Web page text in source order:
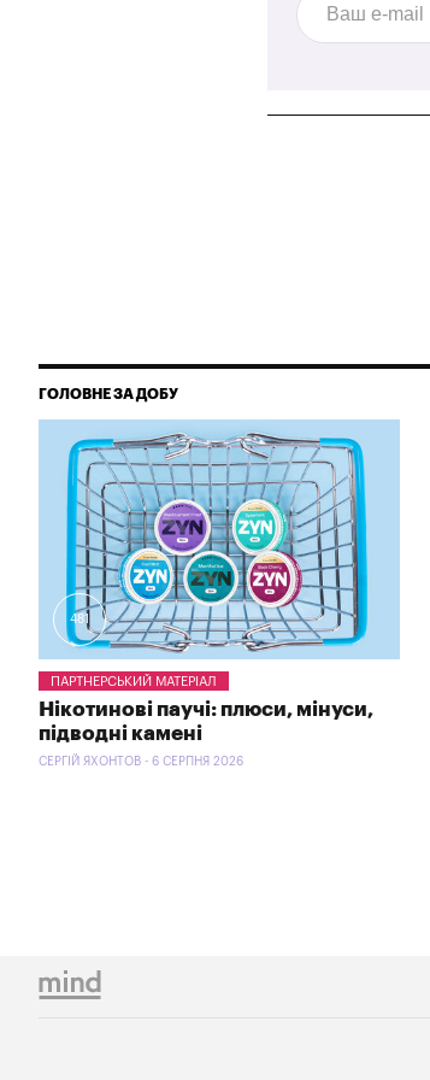
ГОЛОВНЕ ЗА ДОБУ
481
ПАРТНЕРСЬКИЙ МАТЕРІАЛ
Нікотинові паучі: плюси, мінуси,
підводні камені
СЕРГІЙ ЯХОНТОВ - 6 СЕРПНЯ 2026